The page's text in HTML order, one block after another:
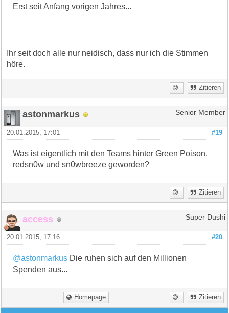
Erst seit Anfang vorigen Jahres...
Ihr seit doch alle nur neidisch, dass nur ich die Stimmen
höre.
Zitieren
astonmarkus Senior Member
#19
20.01.2015, 17:01
Was ist eigentlich mit den Teams hinter Green Poison,
redsn0w und sn0wbreeze geworden?
Zitieren
access Super Dushi
#20
20.01.2015, 17:16
@astonmarkus Die ruhen sich auf den Millionen
Spenden aus...
Homepage Zitieren